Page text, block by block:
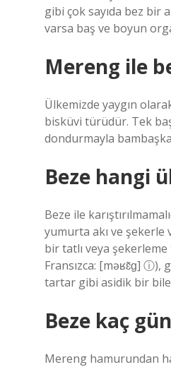
gibi çok sayıda bez bir
varsa baş ve boyun
Mereng ile
Ülkemizde yaygın
bisküvi türüdür. Tek
dondurmayla
Beze hangi
Beze ile
yumurta akı ve şekerle
bir tatlı veya şekerleme
Fransızca: [məʁɛ̃ɡ] ⓘ),
tartar gibi asidik bir
Beze kaç
Mereng hamurundan